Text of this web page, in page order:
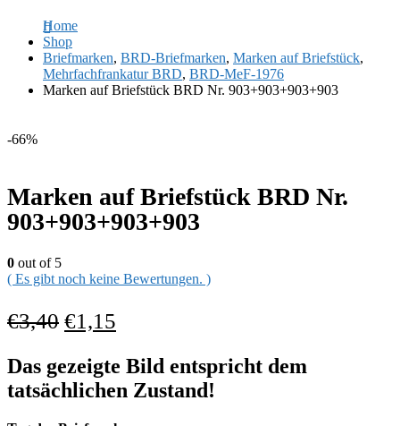
Home
Shop
Briefmarken, BRD-Briefmarken, Marken auf Briefstück,
Mehrfachfrankatur BRD, BRD-MeF-1976
Marken auf Briefstück BRD Nr. 903+903+903+903
-66%
Marken auf Briefstück BRD Nr.
903+903+903+903
0 out of 5
( Es gibt noch keine Bewertungen. )
€3,40 €1,15
Das gezeigte Bild entspricht dem
tatsächlichen Zustand!